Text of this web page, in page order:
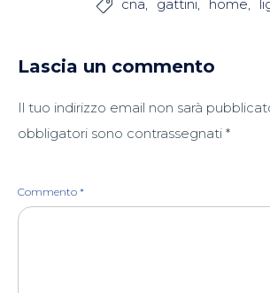
 cna gattini home
Lascia un commento
Il tuo indirizzo email non sarà
obbligatori sono contrassegnati *
Commento *